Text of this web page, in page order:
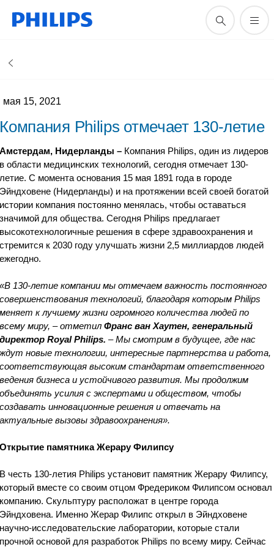
мая 15, 2021
Компания Philips отмечает 130-летие
Амстердам, Нидерланды – Компания Philips, один из лидеров
в области медицинских технологий, сегодня отмечает 130-
летие. С момента основания 15 мая 1891 года в городе
Эйндховене (Нидерланды) и на протяжении всей своей богатой
истории компания постоянно менялась, чтобы оставаться
значимой для общества. Сегодня Philips предлагает
высокотехнологичные решения в сфере здравоохранения и
стремится к 2030 году улучшать жизни 2,5 миллиардов людей
ежегодно.
«В 130-летие компании мы отмечаем важность постоянного
совершенствования технологий, благодаря которым Philips
меняет к лучшему жизни огромного количества людей по
всему миру, – отметилФранс ван Хаутен, генеральный
директорRoyal Philips. – Мы смотрим в будущее, где нас
ждут новые технологии, интересные партнерства и работа,
соответствующая высоким стандартам ответственного
ведения бизнеса и устойчивого развития. Мы продолжим
объединять усилия с экспертами и обществом, чтобы
создавать инновационные решения и отвечать на
актуальные вызовы здравоохранения».
Открытие памятника Жерару Филипсу
В честь 130-летия Philips установит памятник Жерару Филипсу,
который вместе со своим отцом Фредериком Филипсом основал
компанию. Скульптуру расположат в центре города
Эйндховена. Именно Жерар Филипс открыл в Эйндховене
научно-исследовательские лаборатории, которые стали
прочной основой для разработок Philips по всему миру. Сейчас